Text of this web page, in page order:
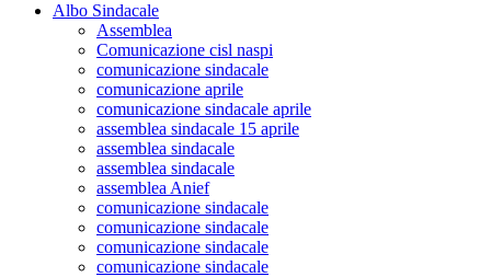
Albo Sindacale
Assemblea
Comunicazione cisl naspi
comunicazione sindacale
comunicazione aprile
comunicazione sindacale aprile
assemblea sindacale 15 aprile
assemblea sindacale
assemblea sindacale
assemblea Anief
comunicazione sindacale
comunicazione sindacale
comunicazione sindacale
comunicazione sindacale